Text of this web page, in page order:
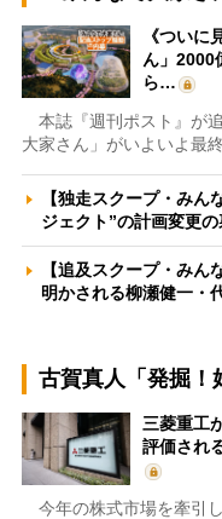
《ついに
ん」2000
ら…
本誌『週刊ポスト』が
大家さん」がいよいよ最
【独走スクープ・みん
ジェクト”の計画変更
【追及スクープ・み
明かされる柳瀬健一・
古賀真人「発掘！
三菱重工
評価され
今年の株式市場を牽引